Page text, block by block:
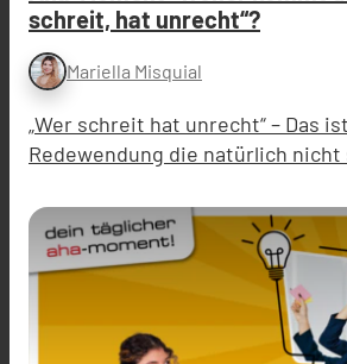
schreit, hat unrecht“?
Mariella Misquial
„Wer schreit hat unrecht“ – Das
Redewendung die natürlich